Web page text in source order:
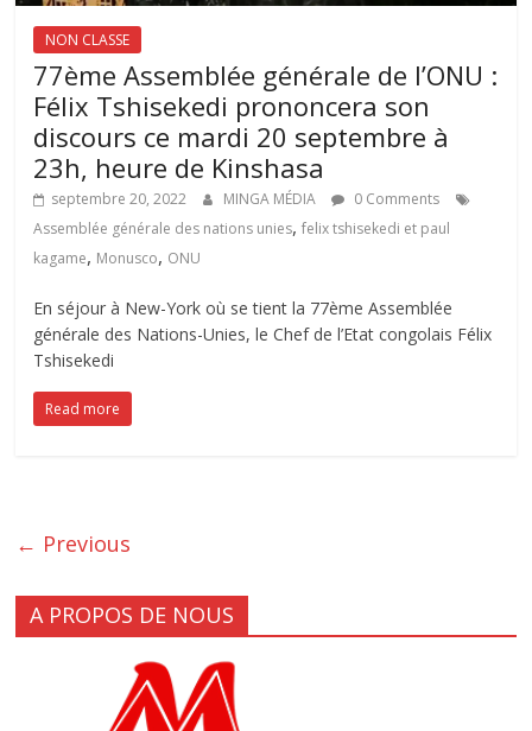
NON CLASSE
77ème Assemblée générale de l’ONU :
Félix Tshisekedi prononcera son
discours ce mardi 20 septembre à
23h, heure de Kinshasa
septembre 20, 2022 MINGA MÉDIA
0 Comments
Assemblée générale des nations unies,felix tshisekedi et paul
kagame, Monusco, ONU
En séjour à New-York où se tient la 77ème Assemblée
générale des Nations-Unies, le Chef de l’Etat congolais Félix
Tshisekedi
Read more
← Previous
A PROPOS DE NOUS